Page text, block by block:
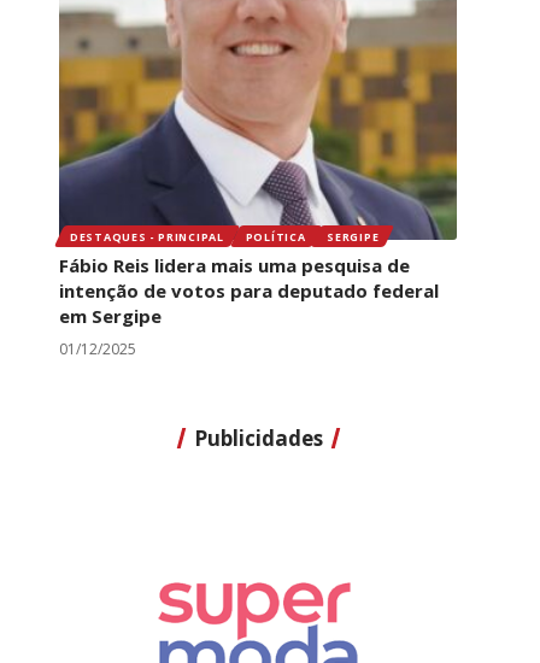
DESTAQUES - PRINCIPAL POLÍTICA SERGIPE
Fábio Reis lidera mais uma pesquisa de
intenção de votos para deputado federal
em Sergipe
01/12/2025
Publicidades